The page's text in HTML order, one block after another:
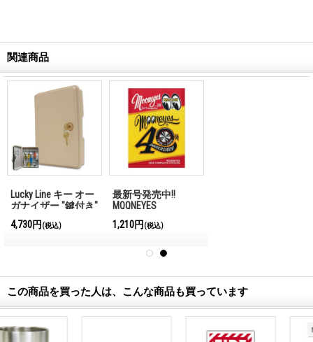
関連商品
Lucky Line キー オー
ガナイザー "鍵付き"
4,730円 (税込)
最新号発売中!!
MQQNEYES
Magazine No.28 2026
1,210円 (税込)
この商品を買った人は、こんな商品も買っています